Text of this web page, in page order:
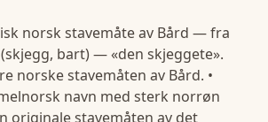
norsk stavemåte av Bård — fra
bart) — «den skjeggete».
norske stavemåten av Bård. •
navn med sterk norrøn
originale stavemåten av det